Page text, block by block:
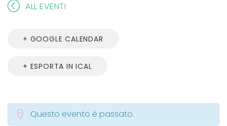
ALL EVENTI
+ GOOGLE CALENDAR
+ ESPORTA IN ICAL
Questo evento è passato.